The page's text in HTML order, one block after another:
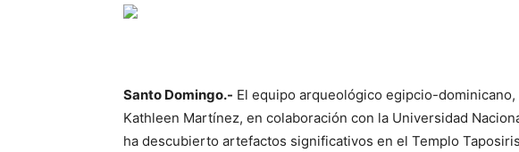
Santo Domingo.- El equipo arqueológico egipcio-
Kathleen Martínez, en colaboración con la Universidad
ha descubierto artefactos significativos en el Templo